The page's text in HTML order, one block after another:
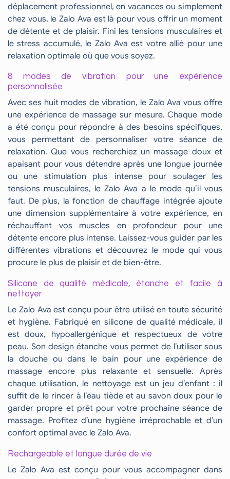
déplacement professionnel, en vacances ou simplement
chez vous, le Zalo Ava est là pour vous offrir un moment
de détente et de plaisir. Fini les tensions musculaires et
le stress accumulé, le Zalo Ava est votre allié pour une
relaxation optimale où que vous soyez.
8 modes de vibration pour une expérience
personnalisée
Avec ses huit modes de vibration, le Zalo Ava vous offre
une expérience de massage sur mesure. Chaque mode
a été conçu pour répondre à des besoins spécifiques,
vous permettant de personnaliser votre séance de
relaxation. Que vous recherchiez un massage doux et
apaisant pour vous détendre après une longue journée
ou une stimulation plus intense pour soulager les
tensions musculaires, le Zalo Ava a le mode qu’il vous
faut. De plus, la fonction de chauffage intégrée ajoute
une dimension supplémentaire à votre expérience, en
réchauffant vos muscles en profondeur pour une
détente encore plus intense. Laissez-vous guider par les
différentes vibrations et découvrez le mode qui vous
procure le plus de plaisir et de bien-être.
Silicone de qualité médicale, étanche et facile à
nettoyer
Le Zalo Ava est conçu pour être utilisé en toute sécurité
et hygiène. Fabriqué en silicone de qualité médicale, il
est doux, hypoallergénique et respectueux de votre
peau. Son design étanche vous permet de l’utiliser sous
la douche ou dans le bain pour une expérience de
massage encore plus relaxante et sensuelle. Après
chaque utilisation, le nettoyage est un jeu d’enfant : il
suffit de le rincer à l’eau tiède et au savon doux pour le
garder propre et prêt pour votre prochaine séance de
massage. Profitez d’une hygiène irréprochable et d’un
confort optimal avec le Zalo Ava.
Rechargeable et longue durée de vie
Le Zalo Ava est conçu pour vous accompagner dans